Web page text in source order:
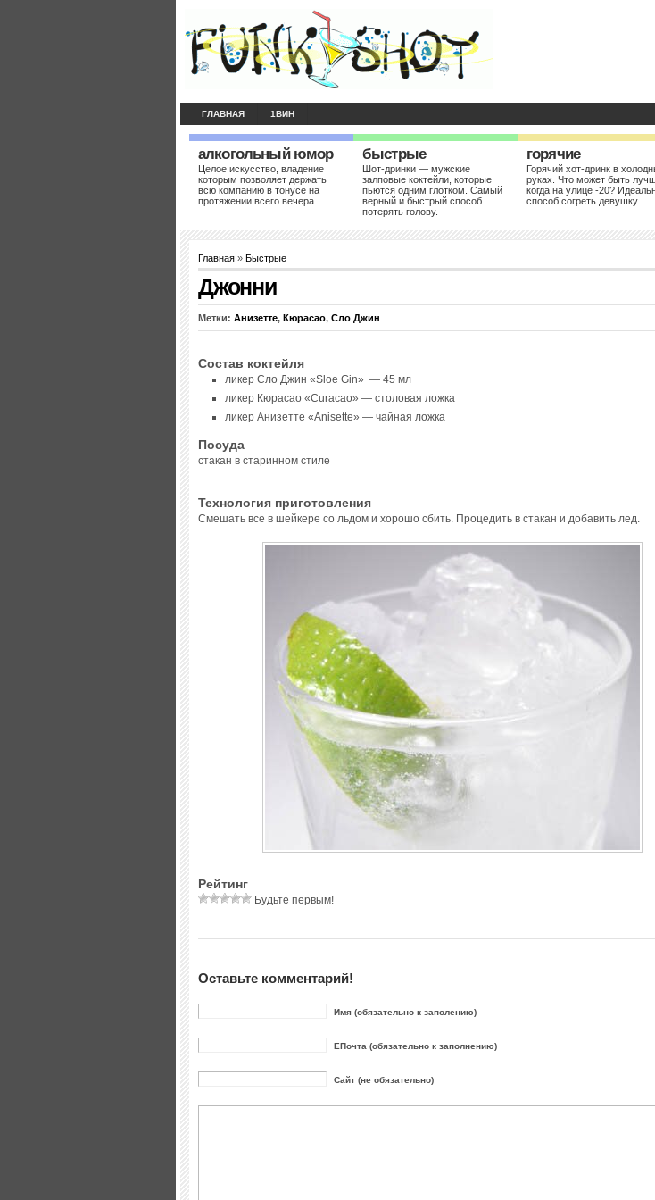
ГЛАВНАЯ 1ВИН
алкогольный юмор
Целое искусство, владение
которым позволяет держать
всю компанию в тонусе на
протяжении всего вечера.
быстрые
Шот-дринки — мужские
залповые коктейли, которые
пьются одним глотком. Самый
верный и быстрый способ
потерять голову.
горячие
Горячий хот-дринк в
руках. Что может быть
когда на улице -20?
способ согреть девушку.
Главная » Быстрые
Джонни
Метки: Анизетте, Кюрасао, Сло Джин
Состав коктейля
ликер Сло Джин «Sloe Gin» — 45 мл
ликер Кюрасао «Сurасао» — столовая ложка
ликер Анизетте «Anisette» — чайная ложка
Посуда
стакан в старинном стиле
Технология приготовления
Смешать все в шейкере со льдом и хорошо сбить. Процедить в стакан и добавить лед.
Рейтинг
Будьте первым!
Оставьте комментарий!
Имя (обязательно к заполению)
ЕПочта (обязательно к заполнению)
Сайт (не обязательно)